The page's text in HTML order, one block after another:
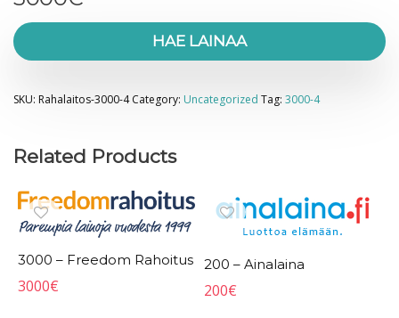
HAE LAINAA
SKU: Rahalaitos-3000-4 Category: Uncategorized Tag: 3000-4
Related Products
3000 – Freedom Rahoitus
3000€
200 – Ainalaina
200€